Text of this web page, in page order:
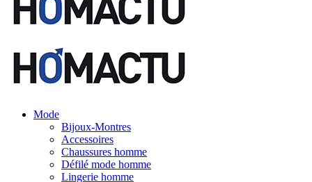
Mode
Bijoux-Montres
Accessoires
Chaussures homme
Défilé mode homme
Lingerie homme